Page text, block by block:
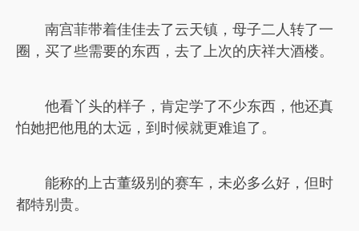
南宫菲带着佳佳去了云天镇，母子二人转了一
圈，买了些需要的东西，去了上次的庆祥大酒楼。
他看丫头的样子，肯定学了不少东西，他还真
怕她把他甩的太远，到时候就更难追了。
能称的上古董级别的赛车，未必多么好，但时
都特别贵。